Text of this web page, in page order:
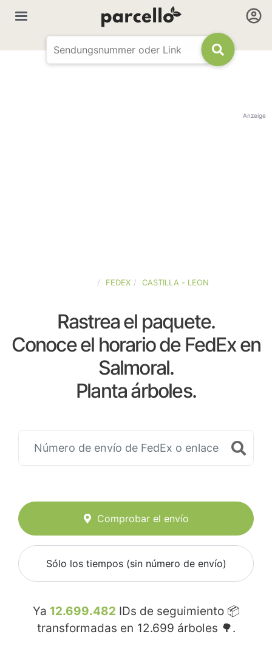
Anzeige
FEDEX CASTILLA - LEON
Rastrea el paquete.
Conoce el horario de FedEx en
Salmoral.
Planta árboles.
Comprobar el envío
Sólo los tiempos (sin número de envío)
Ya 12.699.482 IDs de seguimiento 📦
transformadas en 12.699 árboles 🌳.